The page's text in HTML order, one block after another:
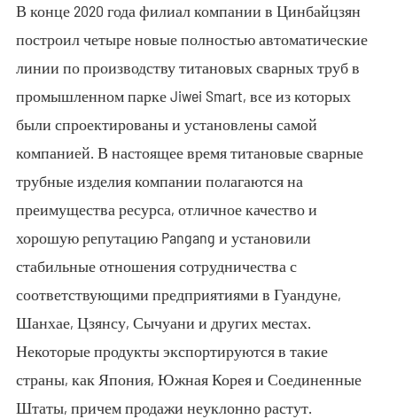
В конце 2020 года филиал компании в Цинбайцзян
построил четыре новые полностью автоматические
линии по производству титановых сварных труб в
промышленном парке Jiwei Smart, все из которых
были спроектированы и установлены самой
компанией. В настоящее время титановые сварные
трубные изделия компании полагаются на
преимущества ресурса, отличное качество и
хорошую репутацию Pangang и установили
стабильные отношения сотрудничества с
соответствующими предприятиями в Гуандуне,
Шанхае, Цзянсу, Сычуани и других местах.
Некоторые продукты экспортируются в такие
страны, как Япония, Южная Корея и Соединенные
Штаты, причем продажи неуклонно растут.